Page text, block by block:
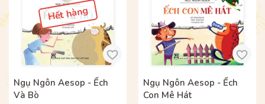
Hết hàng
Ngụ Ngôn Aesop - Ếch
Và Bò
Ngụ Ngôn Aesop - Ếch
Con Mê Hát